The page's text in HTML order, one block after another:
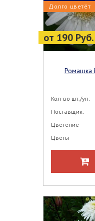
от 190 Руб.
Долго цветёт
Ромашка Matricāria chamomīlla
Кол-во шт./уп:
Поставщик:
Цветение
Цветы